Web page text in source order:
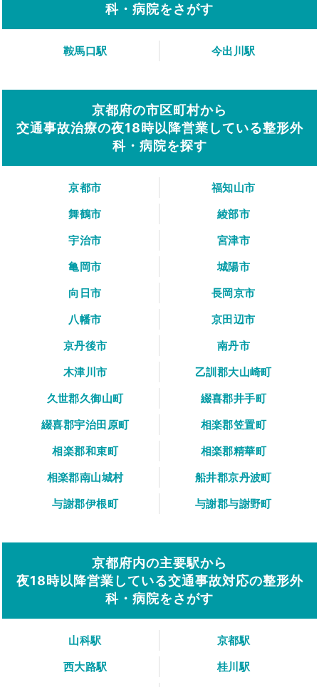
科・病院をさがす
鞍馬口駅 今出川駅
京都府の市区町村から
交通事故治療の夜18時以降営業している整形外
科・病院を探す
京都市
福知山市
舞鶴市
綾部市
宇治市
宮津市
亀岡市
城陽市
向日市
長岡京市
八幡市
京田辺市
京丹後市
南丹市
木津川市
乙訓郡大山崎町
久世郡久御山町
綴喜郡井手町
綴喜郡宇治田原町
相楽郡笠置町
相楽郡和束町
相楽郡精華町
相楽郡南山城村
船井郡京丹波町
与謝郡伊根町
与謝郡与謝野町
京都府内の主要駅から
夜18時以降営業している交通事故対応の整形外
科・病院をさがす
山科駅
京都駅
西大路駅
桂川駅